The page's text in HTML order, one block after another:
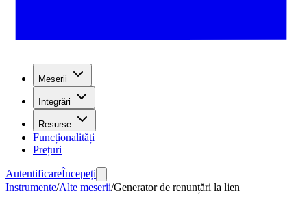
Meserii
Integrări
Resurse
Funcționalități
Prețuri
AutentificareÎncepeți
Instrumente/Alte meserii/Generator de renunțări la lien